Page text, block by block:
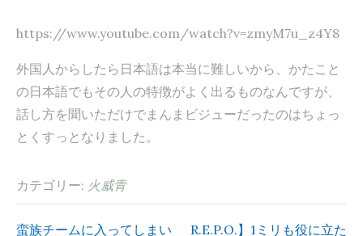
キ
ッ
プ
https://www.youtube.com/watch?v=zmyM7u_z4Y8
外国人からしたら日本語は本当に難しいから、かたこと
の日本語でもその人の特徴がよく出るものなんですが、
話し方を聞いただけでまんまビジューだったのはちょっ
とくすっとなりました。
カテゴリー: 火威青
蛮族チームに入ってしまい
R.E.P.O.】1ミリも役に立た